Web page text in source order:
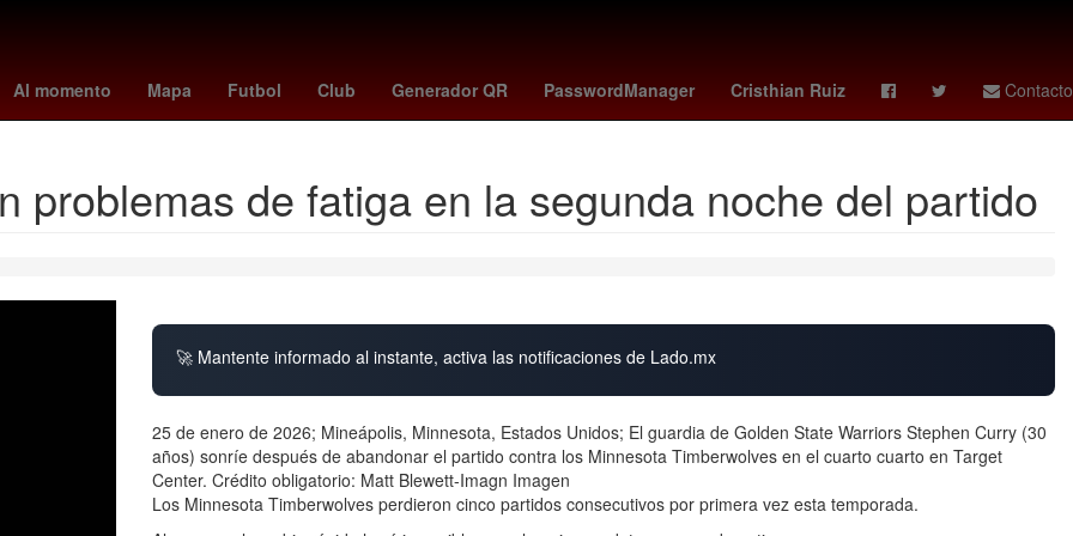
Al momento Mapa Futbol Club Generador QR PasswordManager Cristhian Ruiz Contacto
Amistosos Brasil China frankfurt - hoffenheim #OndaDeCalor Selección de fútbol de Gabón Marc Cucurella
problemas de fatiga en la segunda noche del partido
🚀 Mantente informado al instante, activa las notificaciones de Lado.mx
25 de enero de 2026; Mineápolis, Minnesota, Estados Unidos; El guardia de Golden State Warriors Stephen Curry (30
años) sonríe después de abandonar el partido contra los Minnesota Timberwolves en el cuarto cuarto en Target
Center. Crédito obligatorio: Matt Blewett-Imagn Imagen
Los Minnesota Timberwolves perdieron cinco partidos consecutivos por primera vez esta temporada.